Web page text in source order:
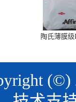
陶氏薄膜级